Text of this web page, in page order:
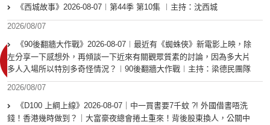
《西城故事》2026-08-07︱第44季 第10集 ︱主持：沈西城
2026/08/07
《90後翻牆大作戰》2026-08-07︱最近有《蜘蛛俠》新電影上映，除
左分享一下感想外，再傾談一下近來有關觀眾質素的討論，因為多大片
多人入場所以特別多奇怪情況？︱90後翻牆大作戰︱主持：梁德民團隊
2026/08/07
《D100 上綱上線》2026-08-07｜中一買書要7千蚊 ?! 外國借書唔洗
錢！香港幾時做到？｜大富豪夜總會捲土重來！背後股東換人，公關中